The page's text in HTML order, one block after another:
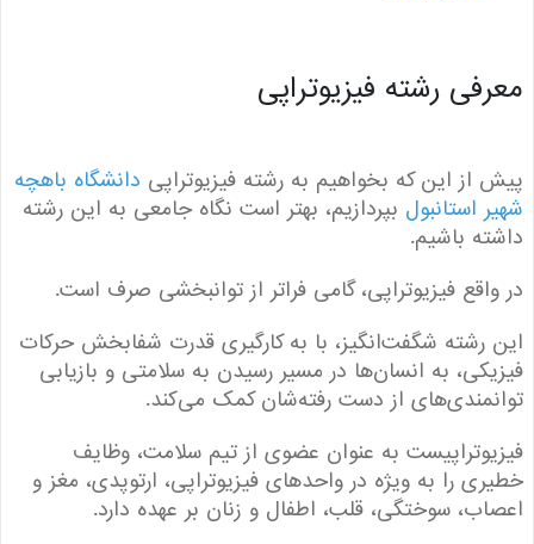
رشته فیزیوتراپی
این که بخواهیم به رشته فیزیوتراپیدانشگاه باهچه
استانبولبپردازیم، بهتر است نگاه جامعی به این رشته
باشیم.
فیزیوتراپی، گامی فراتر از توانبخشی صرف است.
رشته شگفت‌انگیز، با به کارگیری قدرت شفابخش حرکات
به انسان‌ها در مسیر رسیدن به سلامتی و بازیابی
از دست رفته‌شان کمک می‌کند.
به عنوان عضوی از تیم سلامت، وظایف
را به ویژه در واحدهای فیزیوتراپی، ارتوپدی، مغز و
سوختگی، قلب، اطفال و زنان بر عهده دارد.